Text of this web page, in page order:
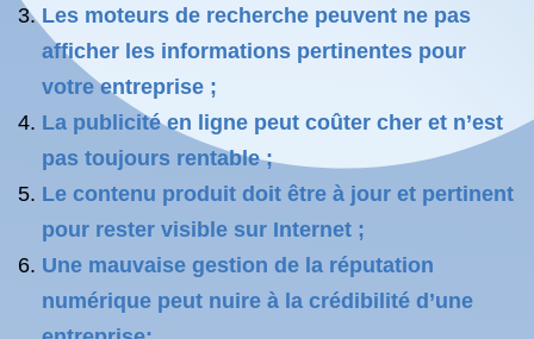
Les moteurs de recherche peuvent ne pas
afficher les informations pertinentes pour
votre entreprise ;
La publicité en ligne peut coûter cher et n’est
pas toujours rentable ;
Le contenu produit doit être à jour et pertinent
pour rester visible sur Internet ;
Une mauvaise gestion de la réputation
numérique peut nuire à la crédibilité d’une